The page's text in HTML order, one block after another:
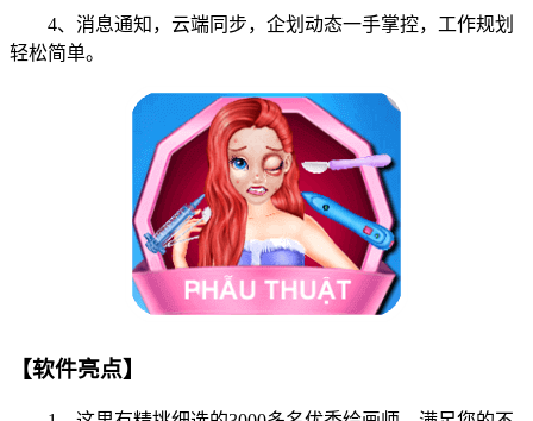
4、消息通知，云端同步，企划动态一手掌控，工作规划
轻松简单。
【软件亮点】